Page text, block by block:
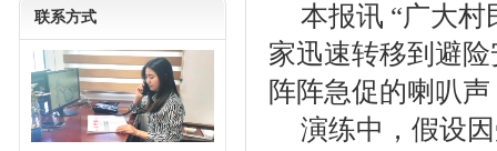
联系方式 本报讯 “广大村
家迅速转移到避
阵阵急促的喇叭
演练中，假设